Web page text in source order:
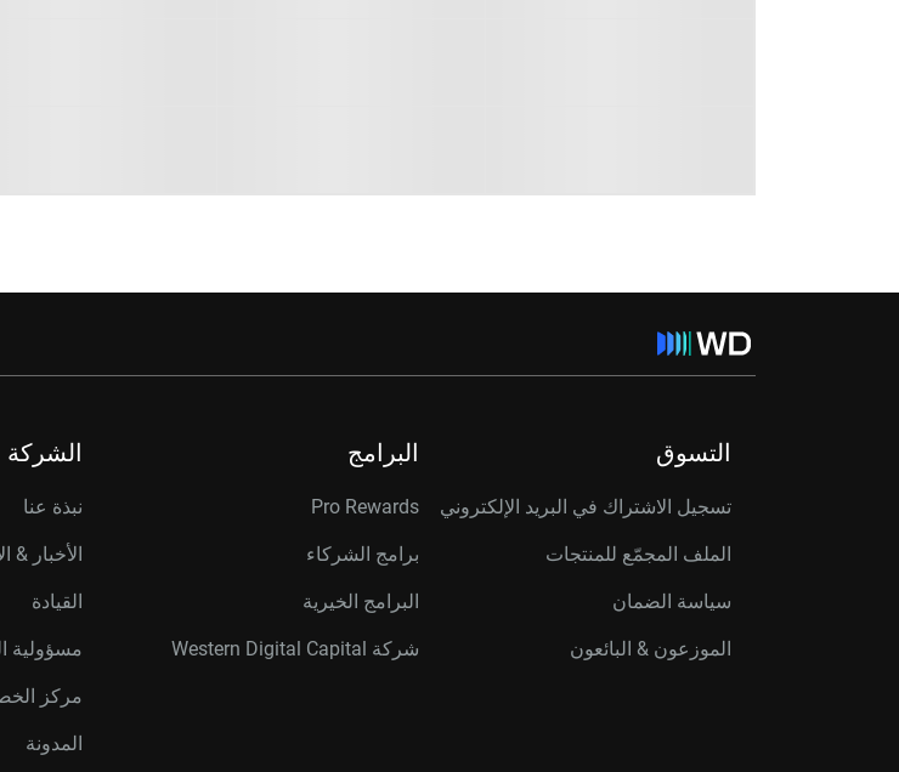
التسوق
تسجيل الاشتراك في البريد الإلكتروني
الملف المجمّع للمنتجات
سياسة الضمان
الموزعون & البائعون
البرامج
Pro Rewards
برامج الشركاء
البرامج الخيرية
شركة Western Digital Capital
الشركة
نبذة عنا
الأخبار &
القيادة
مسؤولية
مركز
المدونة